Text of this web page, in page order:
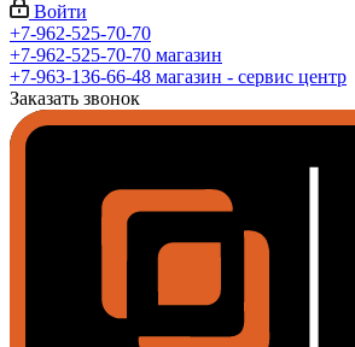
Войти
+7-962-525-70-70
+7-962-525-70-70 магазин
+7-963-136-66-48 магазин - сервис центр
Заказать звонок